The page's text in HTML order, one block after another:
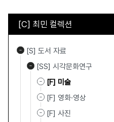
[C] 최민 컬렉션
[S] 도서 자료
[SS] 시각문화연구
[F] 미술
[F] 영화·영상
[F] 사진